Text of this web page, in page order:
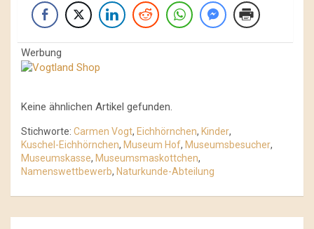
Werbung
Keine ähnlichen Artikel gefunden.
Stichworte: Carmen Vogt, Eichhörnchen, Kinder,
Kuschel-Eichhörnchen, Museum Hof, Museumsbesucher,
Museumskasse, Museumsmaskottchen,
Namenswettbewerb, Naturkunde-Abteilung